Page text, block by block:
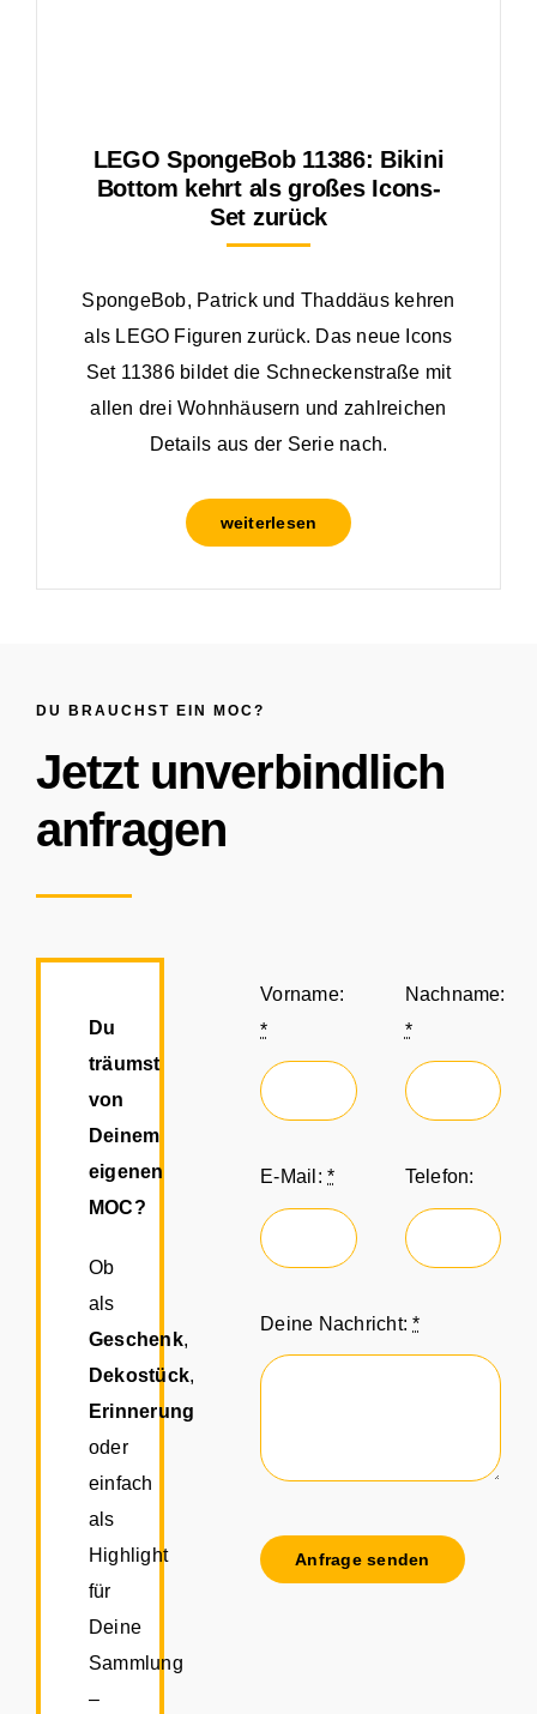
LEGO SpongeBob 11386: Bikini
Bottom kehrt als großes Icons-
Set zurück
SpongeBob, Patrick und Thaddäus kehren
als LEGO Figuren zurück. Das neue Icons
Set 11386 bildet die Schneckenstraße mit
allen drei Wohnhäusern und zahlreichen
Details aus der Serie nach.
weiterlesen
DU BRAUCHST EIN MOC?
Jetzt unverbindlich
anfragen
Du
träumst
von
Deinem
eigenen
MOC?
Ob
als
Geschenk,
Dekostück,
Erinnerung
oder
einfach
als
Highlight
für
Deine
Sammlung
–
Vorname:
*
Nachname:
*
E-Mail:* Telefon:
Deine Nachricht:*
Anfrage senden